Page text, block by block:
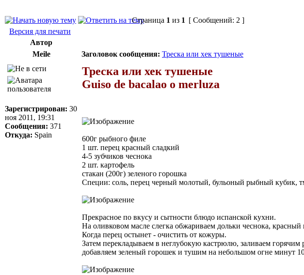
Страница 1 из 1 [ Сообщений: 2 ]
Версия для печати
Автор
Meile
Заголовок сообщения: Треска или хек тушеные
Зарегистрирован: 30
ноя 2011, 19:31
Сообщения: 371
Откуда: Spain
Треска или хек тушеные
Guiso de bacalao o merluza
600г рыбного филе
1 шт. перец красный сладкий
4-5 зубчиков чеснока
2 шт. картофель
стакан (200г) зеленого горошка
Специи: соль, перец черный молотый, бульоный рыбный кубик,
Прекрасное по вкусу и сытности блюдо испанской кухни.
На оливковом масле слегка обжариваем дольки чеснока,
Когда перец остынет - очистить от кожуры.
Затем перекладываем в неглубокую кастрюлю, заливаем
добавляем зеленый горошек и тушим на небольшом огне минут